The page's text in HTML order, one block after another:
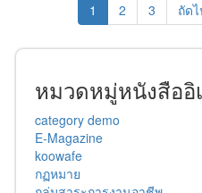
1 2 3 ถัดไ
หมวดหมู่หนังสืออิ
category demo
E-Magazine
koowafe
กฏหมาย